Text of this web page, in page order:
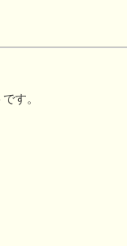
す。